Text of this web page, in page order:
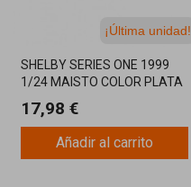
¡Última unidad!
SHELBY SERIES ONE 1999
1/24 MAISTO COLOR PLATA
17,98 €
Añadir al carrito